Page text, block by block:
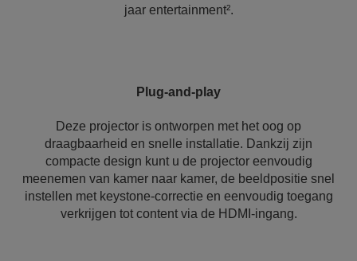
jaar entertainment².
Plug-and-play
Deze projector is ontworpen met het oog op
draagbaarheid en snelle installatie. Dankzij zijn
compacte design kunt u de projector eenvoudig
meenemen van kamer naar kamer, de beeldpositie snel
instellen met keystone-correctie en eenvoudig toegang
verkrijgen tot content via de HDMI-ingang.